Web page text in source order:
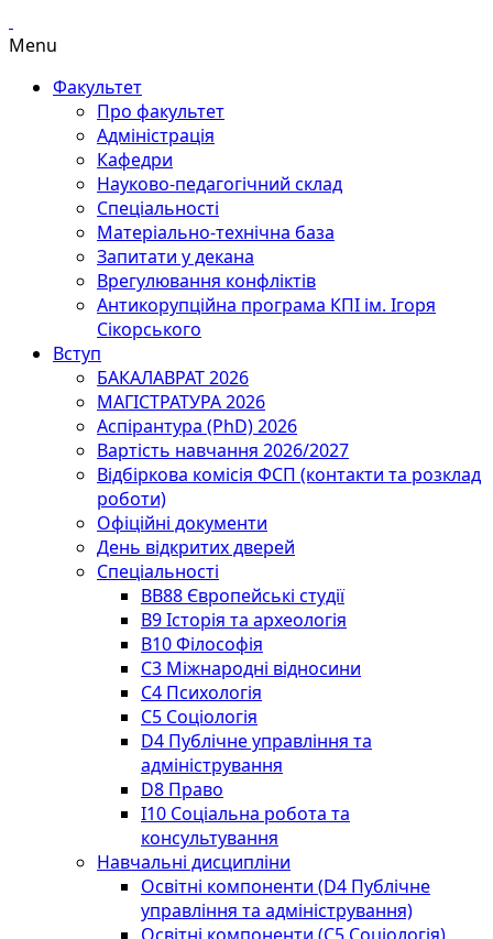
Menu
Факультет
Про факультет
Адміністрація
Кафедри
Науково-педагогічний склад
Спеціальності
Матеріально-технічна база
Запитати у декана
Врегулювання конфліктів
Антикорупційна програма КПІ ім. Ігоря
Сікорського
Вступ
БАКАЛАВРАТ 2026
МАГІСТРАТУРА 2026
Аспірантура (PhD) 2026
Вартість навчання 2026/2027
Відбіркова комісія ФСП (контакти та розклад
роботи)
Офіційні документи
День відкритих дверей
Спеціальності
BВ88 Європейські студії
B9 Історія та археологія
B10 Філософія
C3 Міжнародні відносини
C4 Психологія
С5 Соціологія
D4 Публічне управління та
адміністрування
D8 Право
I10 Соціальна робота та
консультування
Навчальні дисципліни
Освітні компоненти (D4 Публічне
управління та адміністрування)